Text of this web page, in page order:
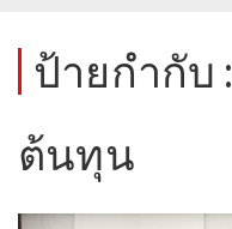
ป้ายกำกับ :
ต้นทุน